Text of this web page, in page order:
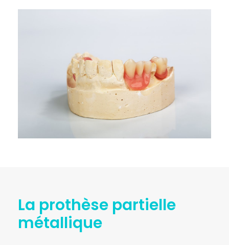
La prothèse partielle
métallique